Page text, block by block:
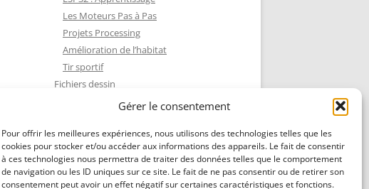
Gérer le consentement
Pour offrir les meilleures expériences, nous utilisons des technologies telles que les
cookies pour stocker et/ou accéder aux informations des appareils. Le fait de consentir
à ces technologies nous permettra de traiter des données telles que le comportement
de navigation ou les ID uniques sur ce site. Le fait de ne pas consentir ou de retirer son
consentement peut avoir un effet négatif sur certaines caractéristiques et fonctions.
Les Moteurs Pas à Pas
Projets Processing
Amélioration de l’habitat
Tir sportif
Fichiers dessin
Fichiers dessin